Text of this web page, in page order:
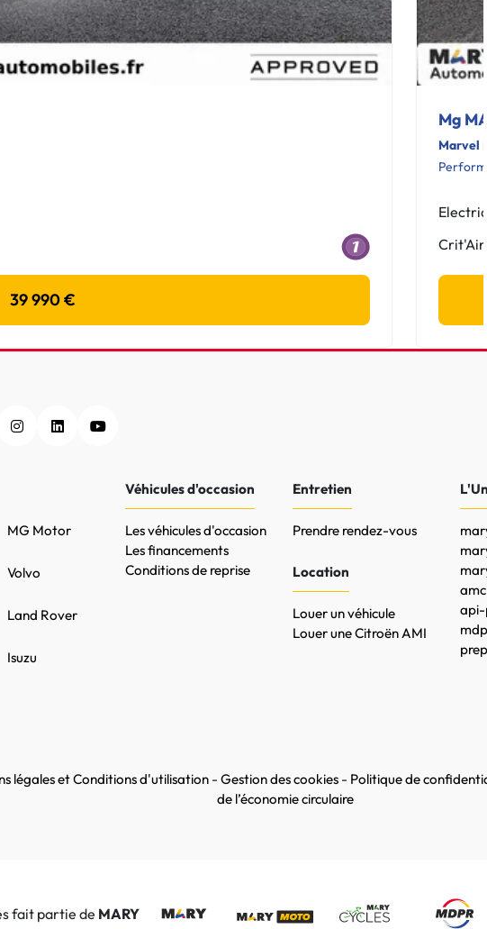
39 990 €
Mg
Marvel
Crit'Air
MG Motor
Volvo
Land Rover
Isuzu
Véhicules d'occasion
Les véhicules d'occasion
Les financements
Conditions de reprise
Entretien
Prendre rendez-vous
Location
Louer un véhicule
Louer une Citroën AMI
api-
légales et Conditions d'utilisation - Gestion des cookies - Politique de
de l’économie circulaire
fait partie de MARY